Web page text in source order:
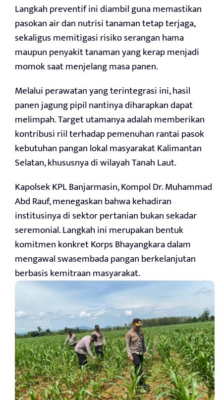
Langkah preventif ini diambil guna memastikan
pasokan air dan nutrisi tanaman tetap terjaga,
sekaligus memitigasi risiko serangan hama
maupun penyakit tanaman yang kerap menjadi
momok saat menjelang masa panen.
Melalui perawatan yang terintegrasi ini, hasil
panen jagung pipil nantinya diharapkan dapat
melimpah. Target utamanya adalah memberikan
kontribusi riil terhadap pemenuhan rantai pasok
kebutuhan pangan lokal masyarakat Kalimantan
Selatan, khususnya di wilayah Tanah Laut.
Kapolsek KPL Banjarmasin, Kompol Dr. Muhammad
Abd Rauf, menegaskan bahwa kehadiran
institusinya di sektor pertanian bukan sekadar
seremonial. Langkah ini merupakan bentuk
komitmen konkret Korps Bhayangkara dalam
mengawal swasembada pangan berkelanjutan
berbasis kemitraan masyarakat.